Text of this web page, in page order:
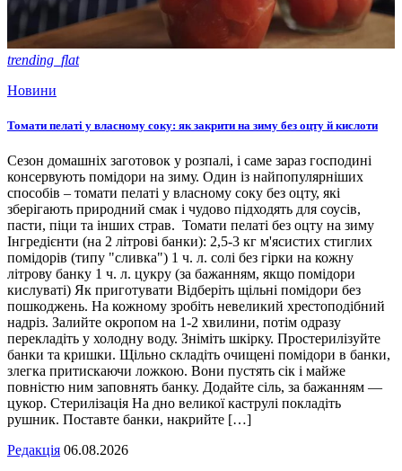
trending_flat
Новини
Томати пелаті у власному соку: як закрити на зиму без оцту й кислоти
Сезон домашніх заготовок у розпалі, і саме зараз господині
консервують помідори на зиму. Один із найпопулярніших
способів – томати пелаті у власному соку без оцту, які
зберігають природний смак і чудово підходять для соусів,
пасти, піци та інших страв. Томати пелаті без оцту на зиму
Інгредієнти (на 2 літрові банки): 2,5-3 кг м'ясистих стиглих
помідорів (типу "сливка") 1 ч. л. солі без гірки на кожну
літрову банку 1 ч. л. цукру (за бажанням, якщо помідори
кислуваті) Як приготувати Відберіть щільні помідори без
пошкоджень. На кожному зробіть невеликий хрестоподібний
надріз. Залийте окропом на 1-2 хвилини, потім одразу
перекладіть у холодну воду. Зніміть шкірку. Простерилізуйте
банки та кришки. Щільно складіть очищені помідори в банки,
злегка притискаючи ложкою. Вони пустять сік і майже
повністю ним заповнять банку. Додайте сіль, за бажанням —
цукор. Стерилізація На дно великої каструлі покладіть
рушник. Поставте банки, накрийте […]
Редакція 06.08.2026